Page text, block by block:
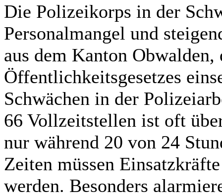
Die Polizeikorps in der
Personalmangel und
aus dem Kanton
Öffentlichkeitsgesetzes
Schwächen in der
66 Vollzeitstellen ist oft
nur während 20 von 24
Zeiten müssen
werden. Besonders